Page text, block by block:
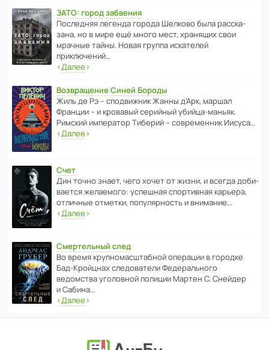
ЗАТО: город забвения
После­дняя легенда города Шелково была расска­
зана, но в мире ещё много мест, хранящих свои
мрачные тайны. Новая группа иска­телей
приключений…
‹Далее›
Возвращение Синей Бороды
Жиль де Рэ – спод­ви­жник Жанны д’Арк, маршал
Франции – и кровавый серийный убийца-маньяк.
Римский импе­ратор Тиберий – совре­менник Иисуса…
‹Далее›
Счет
Дин точно знает, чего хочет от жизни, и всегда доби­
ва­ется жела­е­мого: успе­шная спор­ти­вная карьера,
отли­чные отметки, попу­ля­р­ность и внимание…
‹Далее›
Смертельный след
Во время круп­но­мас­ш­та­бной операции в городке
Бад‑Крой­цнах следо­ва­тели Феде­раль­ного
ведомства уголо­вной полиции Мартен С. Снейдер
и Сабина…
‹Далее›